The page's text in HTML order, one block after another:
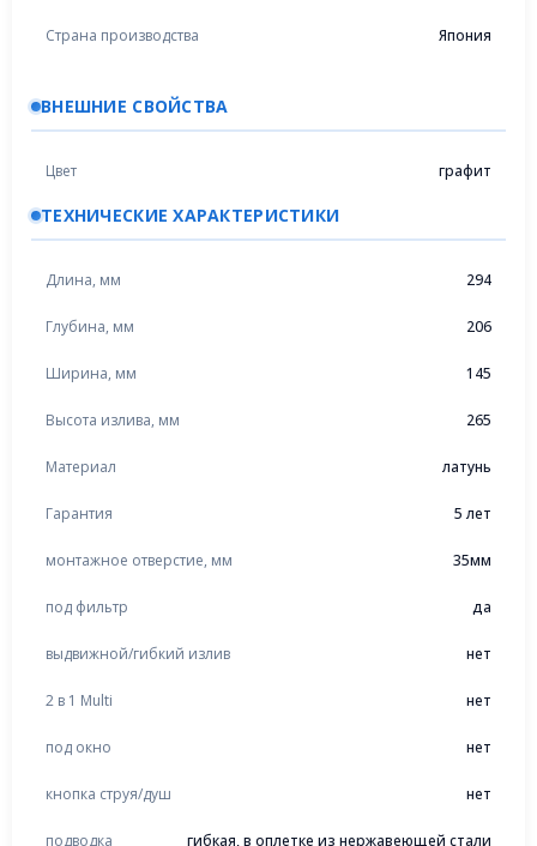
Страна производства Япония
ВНЕШНИЕ СВОЙСТВА
Цвет графит
ТЕХНИЧЕСКИЕ ХАРАКТЕРИСТИКИ
Длина, мм 294
Глубина, мм 206
Ширина, мм 145
Высота излива, мм 265
Материал латунь
Гарантия 5 лет
монтажное отверстие, мм 35мм
под фильтр да
выдвижной/гибкий излив нет
2 в 1 Multi нет
под окно нет
кнопка струя/душ нет
подводка гибкая, в оплетке из нержавеющей стали